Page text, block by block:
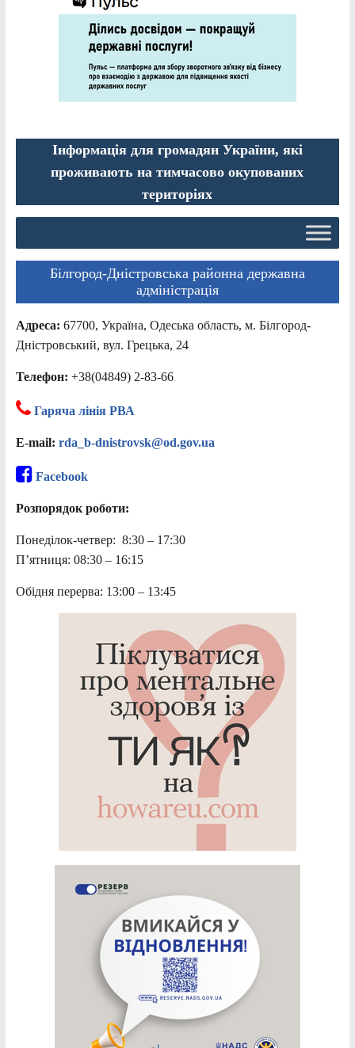
Інформація для громадян України, які
проживають на тимчасово окупованих
територіях
Білгород-Дністровська районна державна
адміністрація
Адреса: 67700, Україна, Одеська область, м. Білгород-
Дністровський, вул. Грецька, 24
Телефон: +38(04849) 2-83-66
Гаряча лінія РВА
E-mail: rda_b-dnistrovsk@od.gov.ua
Facebook
Розпорядок роботи:
Понеділок-четвер: 8:30 – 17:30
П’ятниця: 08:30 – 16:15
Обідня перерва: 13:00 – 13:45